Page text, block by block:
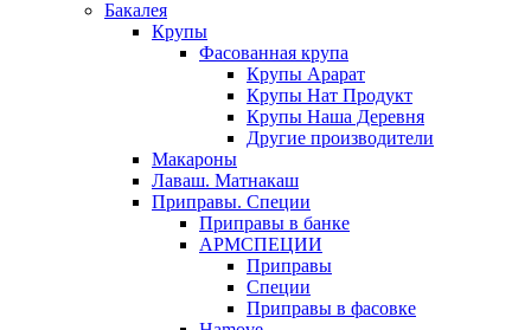
Бакалея
Крупы
Фасованная крупа
Крупы Арарат
Крупы Нат Продукт
Крупы Наша Деревня
Другие производители
Макароны
Лаваш. Матнакаш
Приправы. Специи
Приправы в банке
АРМСПЕЦИИ
Приправы
Специи
Приправы в фасовке